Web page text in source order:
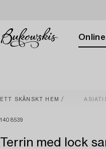
ETT SKÅNSKT HEM
1408539
Terrin med lock